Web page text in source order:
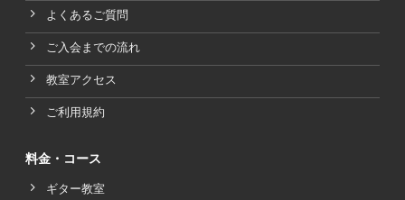
よくあるご質問
ご入会までの流れ
教室アクセス
ご利用規約
料金・コース
ギター教室